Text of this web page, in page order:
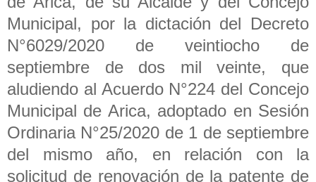
Municipal, por la dictación del Decreto
N°6029/2020 de veintiocho de
septiembre de dos mil veinte, que
aludiendo al Acuerdo N°224 del Concejo
Municipal de Arica, adoptado en Sesión
Ordinaria N°25/2020 de 1 de septiembre
del mismo año, en relación con la
solicitud de renovación de la patente de